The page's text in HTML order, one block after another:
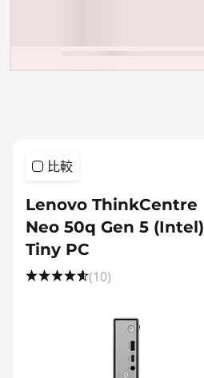
比較
Lenovo ThinkCentre
Neo 50q Gen 5 (Intel)
Tiny PC
(10)